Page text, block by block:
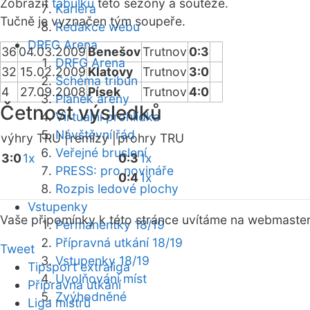
Kariéra
Redakce webu
DRFG Arena
DRFG Arena
Schéma tribun
Plánek areny
Virtuální prohlídka
Návštěvní řád
Veřejné bruslení
PRESS: pro novináře
Rozpis ledové plochy
Vstupenky
Permanentky 18/19
Přípravná utkání 18/19
Vstupenky 18/19
Uvolňování míst
Zvýhodněné
Zobrazit tabulku této sezóny a soutěže.
Tučně je vyznačen tým soupeře.
3604.03.2009BenešovTrutnov 0:3
32 15.02.2009Klatovy Trutnov 3:0
4
27.09.2008Písek Trutnov4:0
Četnost výsledků
výhry TRU |remízy | prohry TRU
3:01x 0:31x
0:41x
Vaše připomínky k této stránce uvítáme na webmaster
Tweet
Tipsport extraliga
Přípravná utkání
Liga mistrů